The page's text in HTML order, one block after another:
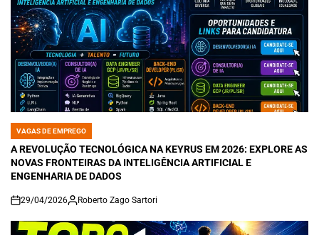
POSTED
IN
VAGAS DE EMPREGO
A REVOLUÇÃO TECNOLÓGICA NA KEYRUS EM 2026: EXPLORE AS
NOVAS FRONTEIRAS DA INTELIGÊNCIA ARTIFICIAL E
ENGENHARIA DE DADOS
on
29/04/2026 Roberto Zago Sartori